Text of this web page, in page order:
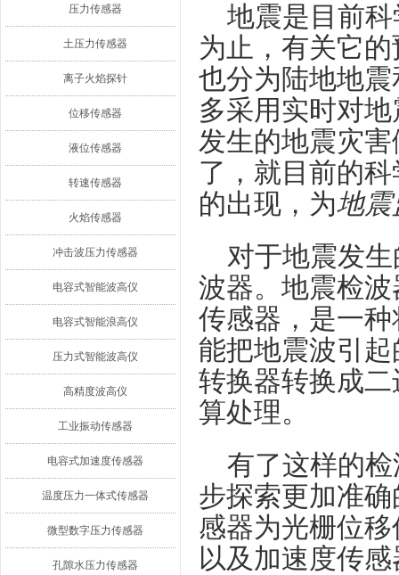
压力传感器
土压力传感器
离子火焰探针
位移传感器
液位传感器
转速传感器
火焰传感器
冲击波压力传感器
电容式智能波高仪
电容式智能浪高仪
压力式智能波高仪
高精度波高仪
工业振动传感器
电容式加速度传感器
温度压力一体式传感器
微型数字压力传感器
孔隙水压力传感器
地震是目前
为止，有关它
也分为陆地地
多采用实时对
发生的地震灾
了，就目前的
的出现，为地震
对于地震发
波器。地震检
传感器，是一
能把地震波引
转换器转换成
算处理。
有了这样的
步探索更加准
感器为光栅位
以及加速度传感